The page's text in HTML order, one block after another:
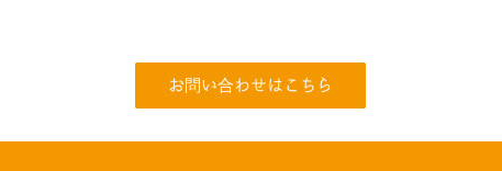
お問い合わせはこちら